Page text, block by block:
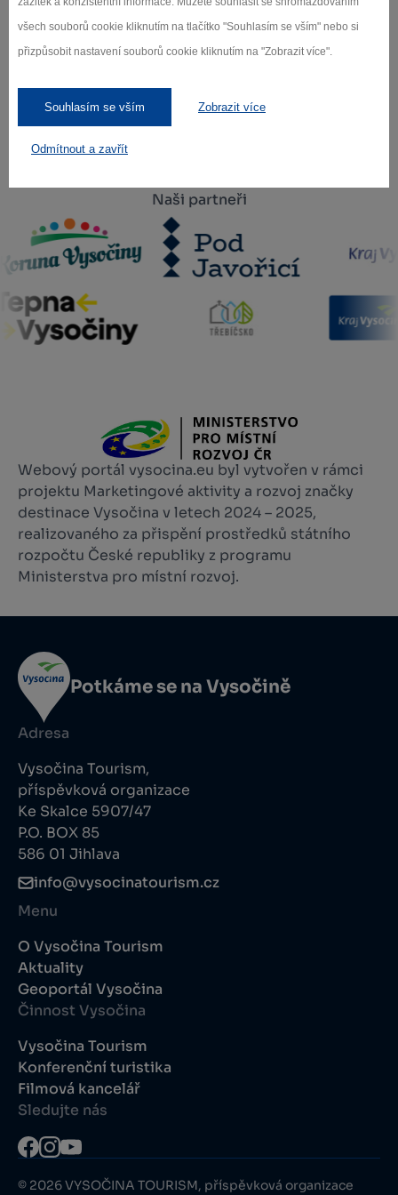
všech souborů cookie kliknutím na tlačítko "Souhlasím se vším" nebo si
přizpůsobit nastavení souborů cookie kliknutím na "Zobrazit více".
Souhlasím se vším Zobrazit více
Odmítnout a zavřít
Záleží nám na ochraně osobních údajů.
Odebírat
Naši partneři
Webový portál vysocina.eu byl vytvořen v rámci
projektu Marketingové aktivity a rozvoj značky
destinace Vysočina v letech 2024 – 2025,
realizovaného za přispění prostředků státního
rozpočtu České republiky z programu
Ministerstva pro místní rozvoj.
Potkáme se na Vysočině
Adresa
Vysočina Tourism,
příspěvková organizace
Ke Skalce 5907/47
P.O. BOX 85
586 01 Jihlava
info@vysocinatourism.cz
Menu
O Vysočina Tourism
Aktuality
Geoportál Vysočina
Činnost Vysočina
Vysočina Tourism
Konferenční turistika
Filmová kancelář
Sledujte nás
© 2026 VYSOČINA TOURISM, příspěvková organizace